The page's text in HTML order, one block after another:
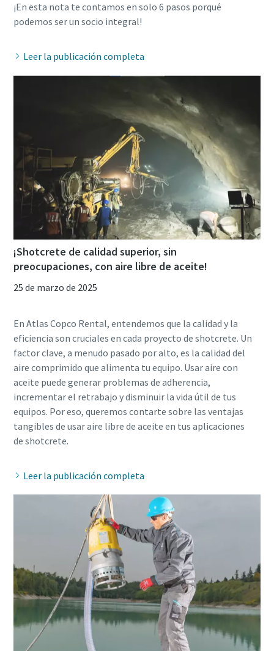
¡En esta nota te contamos en solo 6 pasos porqué
Leer la publicación completa
¡Shotcrete de calidad superior, sin
preocupaciones, con aire libre de aceite!
25 de marzo de 2025
En Atlas Copco Rental, entendemos que la calidad y la
eficiencia son cruciales en cada proyecto de shotcrete. Un
factor clave, a menudo pasado por alto, es la calidad del
aire comprimido que alimenta tu equipo. Usar aire con
aceite puede generar problemas de adherencia,
incrementar el retrabajo y disminuir la vida útil de tus
equipos. Por eso, queremos contarte sobre las ventajas
tangibles de usar aire libre de aceite en tus aplicaciones
Leer la publicación completa